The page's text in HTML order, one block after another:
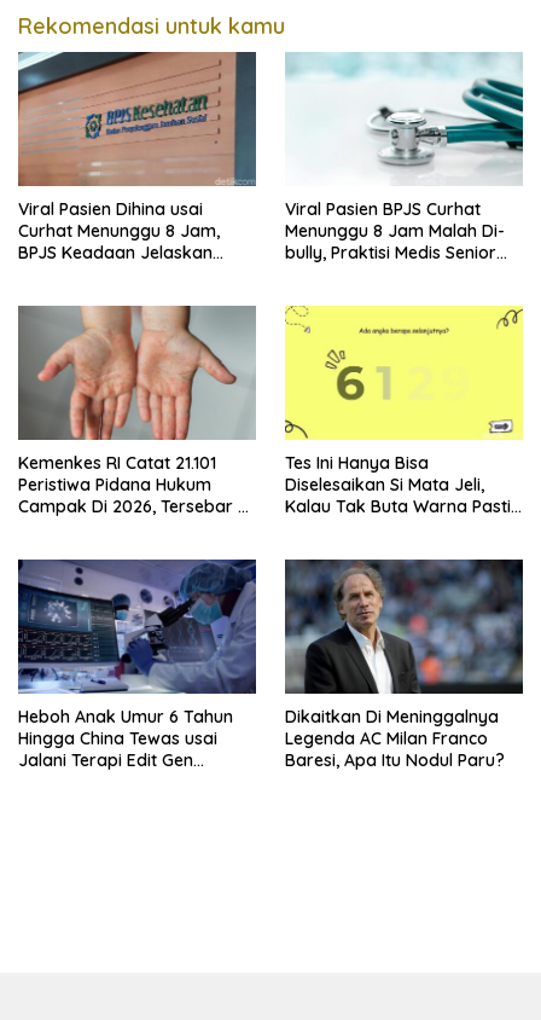
Rekomendasi untuk kamu
Viral Pasien Dihina usai
Curhat Menunggu 8 Jam,
BPJS Keadaan Jelaskan
Viral Pasien BPJS Curhat
Menunggu 8 Jam Malah Di-
bully, Praktisi Medis Senior
Kemenkes RI Catat 21.101
Peristiwa Pidana Hukum
Campak Di 2026, Tersebar Di
Tes Ini Hanya Bisa
Diselesaikan Si Mata Jeli,
Kalau Tak Buta Warna Pasti
Heboh Anak Umur 6 Tahun
Hingga China Tewas usai
Jalani Terapi Edit Gen
Dikaitkan Di Meninggalnya
Legenda AC Milan Franco
Baresi, Apa Itu Nodul Paru?